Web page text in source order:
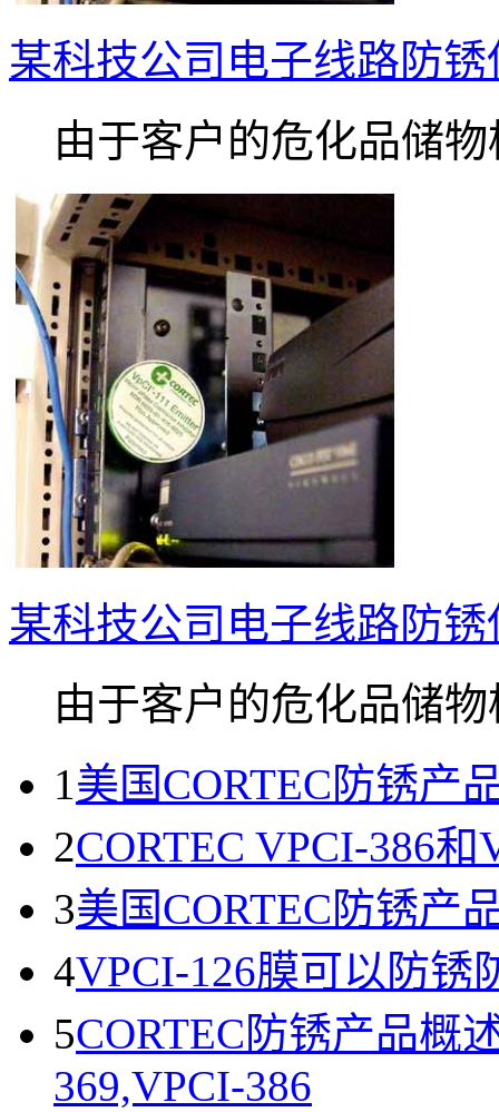
某科技公司电子线路防
由于客户的危化品储物
某科技公司电子线路防
由于客户的危化品储物
1美国CORTEC防锈产
2CORTEC VPCI-386
3美国CORTEC防锈产
4VPCI-126膜可以防锈
5CORTEC防锈产品概
369,VPCI-386